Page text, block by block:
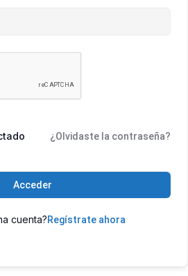
¿Olvidaste la contraseña?
Acceder
cuenta?Regístrate ahora